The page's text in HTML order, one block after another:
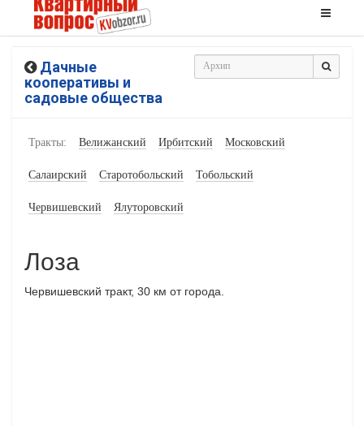
Дачные
кооперативы и
садовые общества
Тракты: Велижанский Ирбитский Московский
Салаирский Старотобольский Тобольский
Червишевский Ялуторовский
Лоза
Червишевский тракт, 30 км от города.